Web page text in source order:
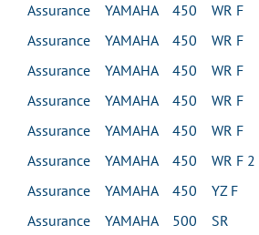
Assurance YAMAHA 450 WR F
Assurance YAMAHA 450 WR F
Assurance YAMAHA 450 WR F
Assurance YAMAHA 450 WR F
Assurance YAMAHA 450 WR F
Assurance YAMAHA 450 WR F 2
Assurance YAMAHA 450 YZ F
Assurance YAMAHA 500 SR